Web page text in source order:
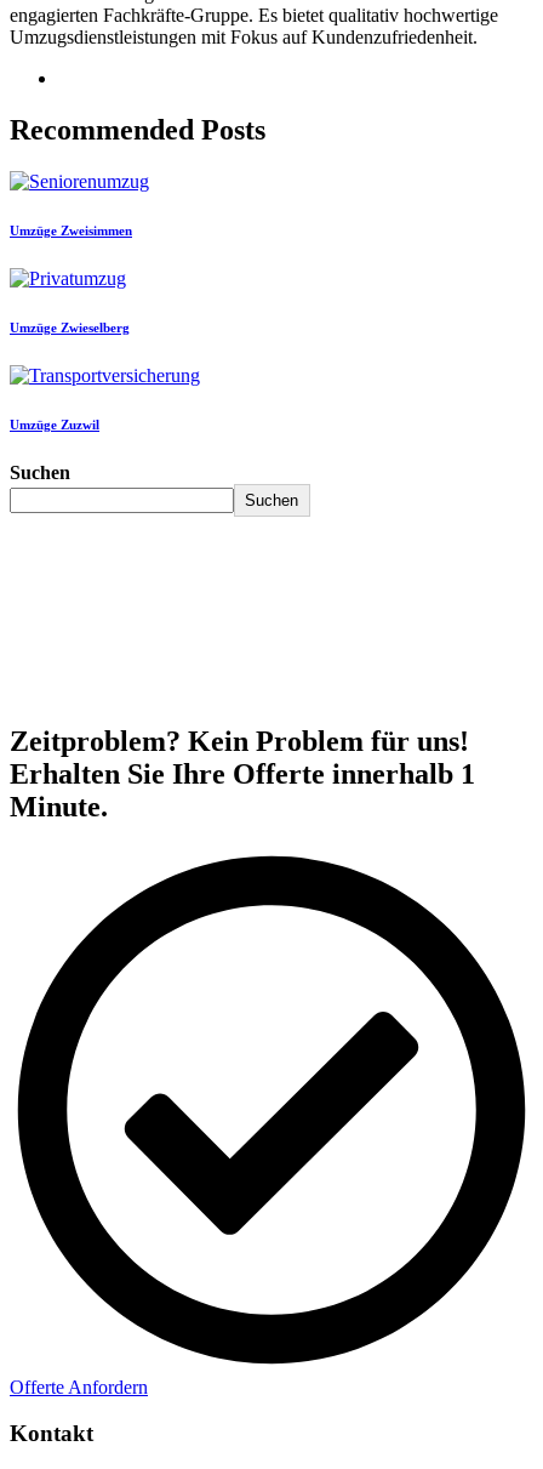
engagierten Fachkräfte-Gruppe. Es bietet qualitativ hochwertige
Umzugsdienstleistungen mit Fokus auf Kundenzufriedenheit.
Recommended Posts
Umzüge Zweisimmen
Umzüge Zwieselberg
Umzüge Zuzwil
Suchen
Suchen
Zeitproblem? Kein Problem für uns!
Erhalten Sie Ihre Offerte innerhalb 1
Minute.
Offerte Anfordern
Kontakt